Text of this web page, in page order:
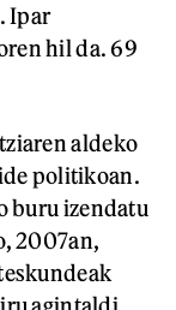
Ipar
hil da. 69
aldeko
politikoan.
buru izendatu
2007an,
agintaldi